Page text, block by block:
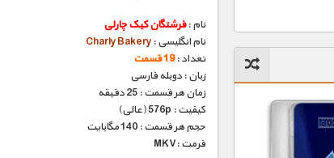
نام :فرشتگان کیک چارلی
نام انگلیسی :Charly Bakery
تعداد :19 قسمت
زبان : دوبله فارسی
زمان هر قسمت : 25 دقیقه
کیفیت : 576p (عالی)
حجم هر قسمت : 140 مگابایت
فرمت :MKV